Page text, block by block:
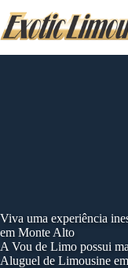
to
content
Viva uma experiência
em Monte Alto
A Vou de Limo possui
Aluguel de Limousine